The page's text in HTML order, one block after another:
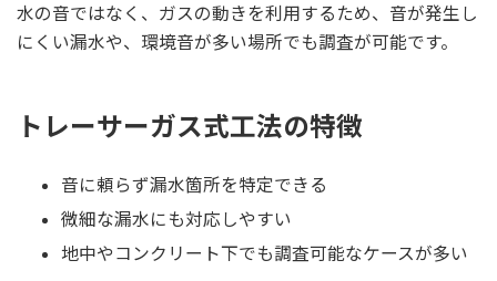
水の音ではなく、ガスの動きを利用するため、音が発生し
にくい漏水や、環境音が多い場所でも調査が可能です。
トレーサーガス式工法の特徴
音に頼らず漏水箇所を特定できる
微細な漏水にも対応しやすい
地中やコンクリート下でも調査可能なケースが多い